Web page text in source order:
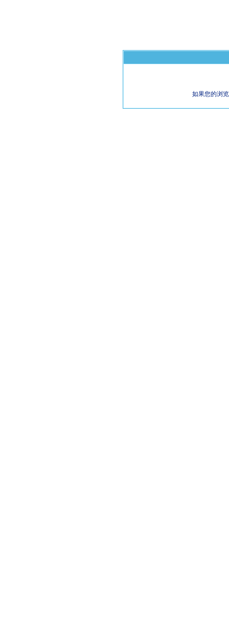
如果您的浏